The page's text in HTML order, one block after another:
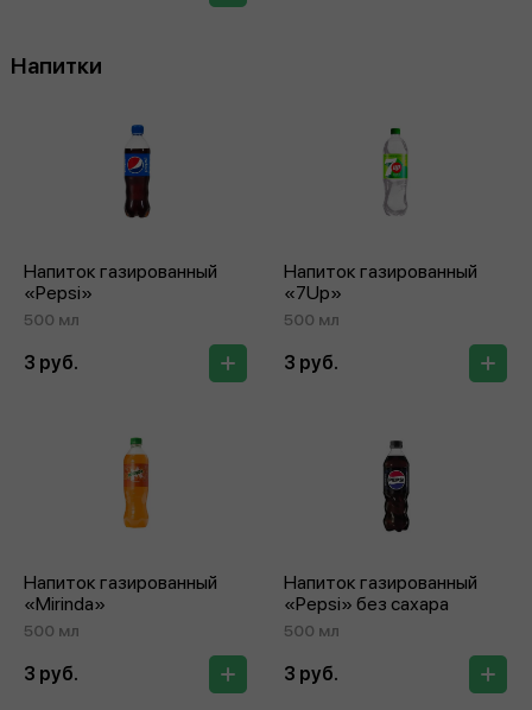
Напитки
Напиток газированный
«Pepsi»
500 мл
3 руб.
Напиток газированный
«7Up»
500 мл
3 руб.
Напиток газированный
«Mirinda»
500 мл
3 руб.
Напиток газированный
«Pepsi» без сахара
500 мл
3 руб.